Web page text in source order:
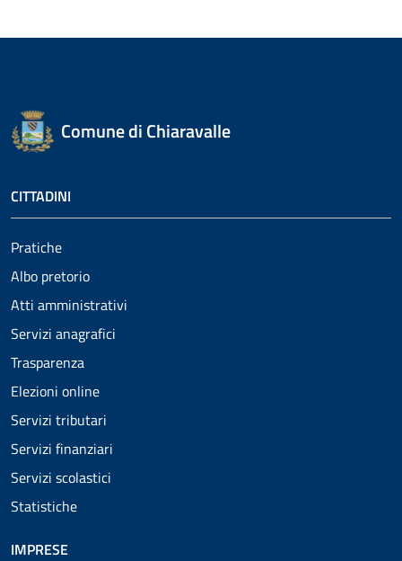
Comune di Chiaravalle
CITTADINI
Pratiche
Albo pretorio
Atti amministrativi
Servizi anagrafici
Trasparenza
Elezioni online
Servizi tributari
Servizi finanziari
Servizi scolastici
Statistiche
IMPRESE